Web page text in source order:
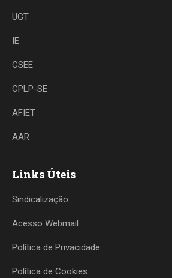
UGT
IE
CSEE
CPLP-SE
AFIET
AAR
Links Úteis
Sindicalização
Acesso Webmail
Política de Privacidade
Política de Cookies